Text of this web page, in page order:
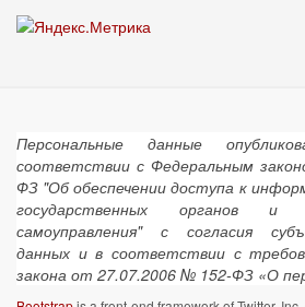
Персональные данные
соответствии с Федеральным
ФЗ "Об обеспечении доступа к
государственных органов и
самоуправления" с согласия
данных и в соответствии с
закона от 27.07.2006 № 152-ФЗ «О